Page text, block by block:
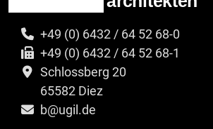
+49 (0) 6432 / 64 52 68-0
+49 (0) 6432 / 64 52 68-1
Schlossberg 20
65582 Diez
b@ugil.de